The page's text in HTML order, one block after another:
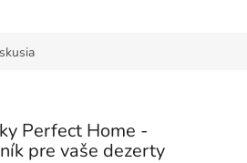
Perfect Home -
pre vaše dezerty